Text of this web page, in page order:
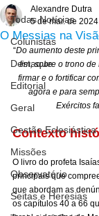
Todas Notícias
Colunistas
Destaque
Editorial
Geral
Gestão Eclesiástica
Missões
Observatório
Seitas e Heresias
O Messias na
Alexandre Dutra
5 de mar. de 2024
“Do aumento deste
fim, sobre o trono
firmar e o fortificar
agora e para
Exércitos
Contexto
O livro do profeta
principais que
que abordam as
os capítulos 40 a 66